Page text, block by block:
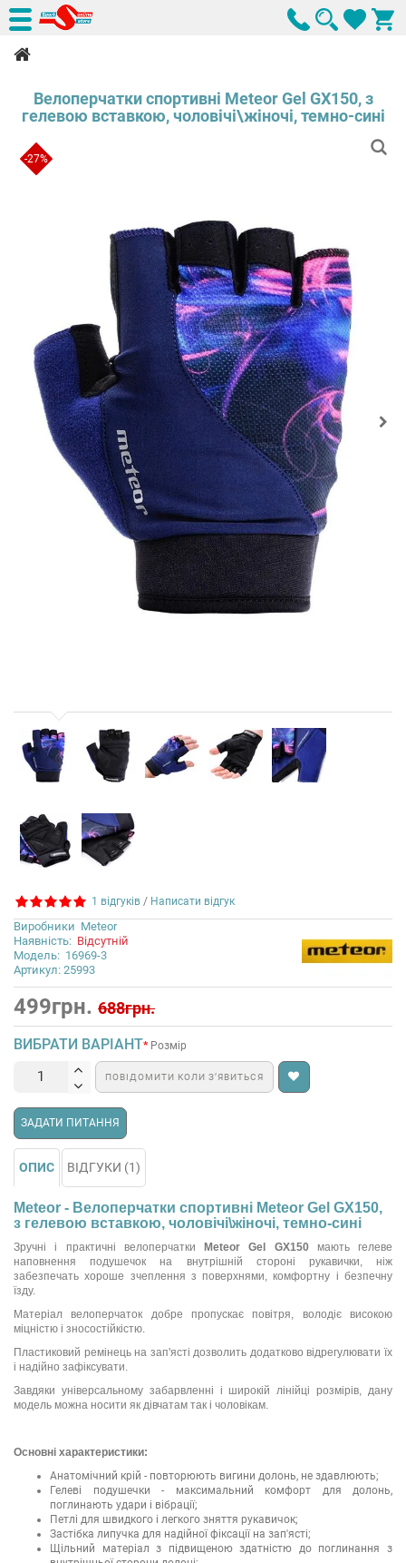
Велоперчатки спортивні Meteor Gel GX150, з
гелевою вставкою, чоловічі\жіночі, темно-сині
-27%
1 відгуків / Написати відгук
Виробники Meteor
Наявність: Відсутній
Модель: 16969-3
Артикул: 25993
499грн. 688грн.
ВИБРАТИ ВАРІАНТ Розмір
ПОВІДОМИТИ КОЛИ З’ЯВИТЬСЯ
ЗАДАТИ ПИТАННЯ
ОПИС ВІДГУКИ (1)
Meteor - Велоперчатки спортивні Meteor Gel GX150,
з гелевою вставкою, чоловічі\жіночі, темно-сині
Зручні і практичні велоперчатки Meteor Gel GX150мають гелеве
наповнення подушечок на внутрішній стороні рукавички, ніж
забезпечать хороше зчеплення з поверхнями, комфортну і безпечну
їзду.
Матеріал велоперчаток добре пропускає повітря, володіє високою
міцністю і зносостійкістю.
Пластиковий ремінець на зап'ясті дозволить додатково відрегулювати їх
і надійно зафіксувати.
Завдяки універсальному забарвленні і широкій лінійці розмірів, дану
модель можна носити як дівчатам так і чоловікам.
Основні характеристики:
Анатомічний крій - повторюють вигини долонь, не здавлюють;
Гелеві подушечки - максимальний комфорт для долонь,
поглинають удари і вібрації;
Петлі для швидкого і легкого зняття рукавичок;
Застібка липучка для надійної фіксації на зап'ясті;
Щільний матеріал з підвищеною здатністю до поглинання з